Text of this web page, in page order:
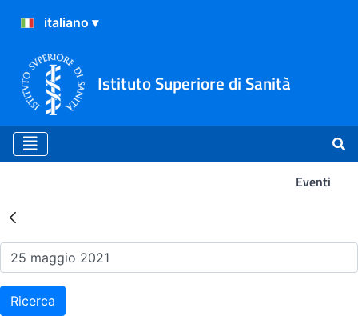
Istituto Superiore di Sanità
Eventi
Risultati della Ricerca -
Ricerca